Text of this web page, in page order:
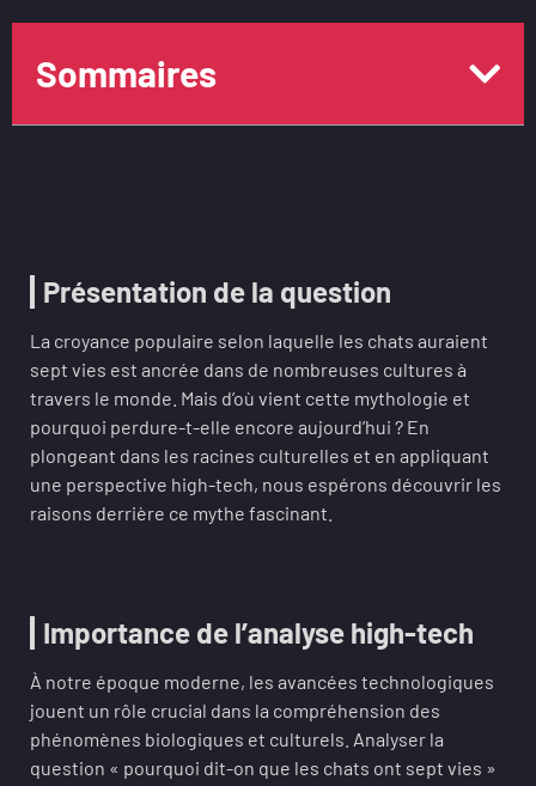
Sommaires
Présentation de la question
La croyance populaire selon laquelle les chats auraient
sept vies est ancrée dans de nombreuses cultures à
travers le monde. Mais d’où vient cette mythologie et
pourquoi perdure-t-elle encore aujourd’hui ? En
plongeant dans les racines culturelles et en appliquant
une perspective high-tech, nous espérons découvrir les
raisons derrière ce mythe fascinant.
Importance de l’analyse high-tech
À notre époque moderne, les avancées technologiques
jouent un rôle crucial dans la compréhension des
phénomènes biologiques et culturels. Analyser la
question « pourquoi dit-on que les chats ont sept vies »